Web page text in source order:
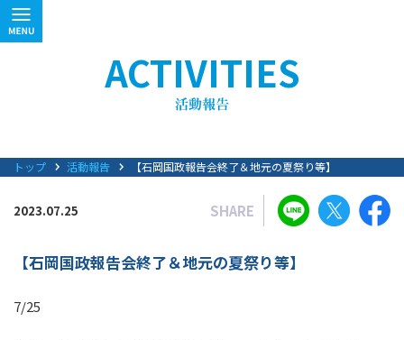
ACTIVITIES
トップ 活動報告 【石岡国政報告会終了＆地元の夏祭り等】
2023.07.25 SHARE
【石岡国政報告会終了＆地元の夏祭り等】
7/25